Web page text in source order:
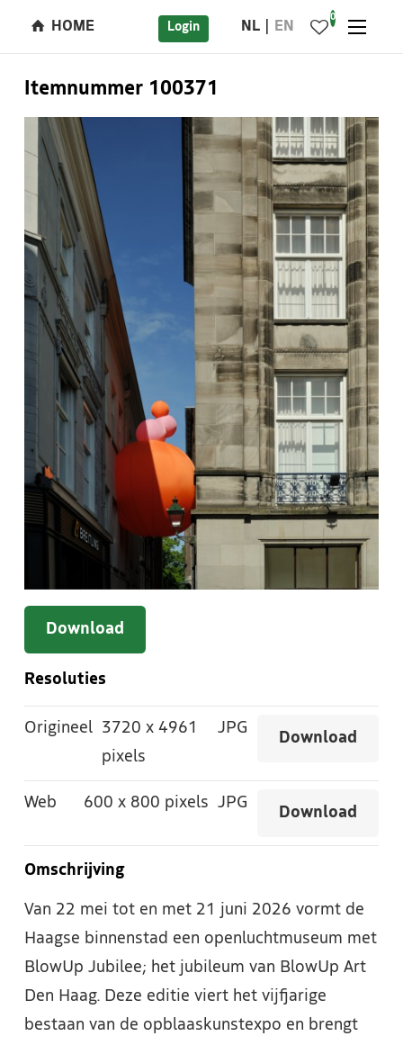
HOME Login NL EN
0
Itemnummer 100371
Download
Resoluties
Origineel 3720 x 4961
pixels
JPG
Download
Web 600 x 800 pixels JPG
Download
Omschrijving
Van 22 mei tot en met 21 juni 2026 vormt de
Haagse binnenstad een openluchtmuseum met
BlowUp Jubilee; het jubileum van BlowUp Art
Den Haag. Deze editie viert het vijfjarige
bestaan van de opblaaskunstexpo en brengt